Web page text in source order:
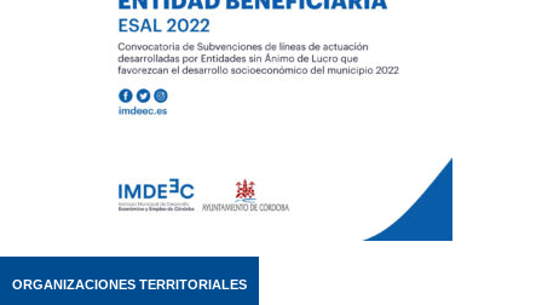
ORGANIZACIONES TERRITORIALES